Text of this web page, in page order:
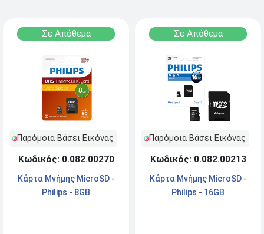
Σε Απόθεμα
Παρόμοια Βάσει Εικόνας
Κωδικός: 0.082.00270
Κάρτα Mνήμης MicroSD -
Philips - 8GB
Σε Απόθεμα
Παρόμοια Βάσει Εικόνας
Κωδικός: 0.082.00213
Κάρτα Mνήμης MicroSD -
Philips - 16GB